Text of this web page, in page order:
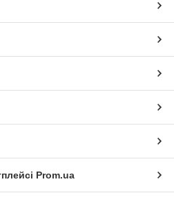
Prom.ua